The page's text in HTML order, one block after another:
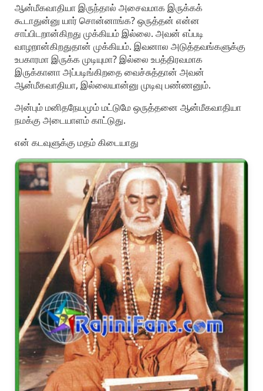
ஆன்மீகவாதியா இருந்தால் அசைவமாக இருக்கக்
கூடாதுன்னு யார் சொன்னாங்க? ஒருத்தன் என்ன
சாப்பிடறான்கிறது முக்கியம் இல்லை. அவன் எப்படி
வாழறான்கிறதுதான் முக்கியம். இவனால அடுத்தவங்களுக்கு
உபகாரமா இருக்க முடியுமா? இல்லை உபத்திரவமாக
இருக்கானா அப்படிங்கிறதை வைச்சுத்தான் அவன்
ஆன்மீகவாதியா, இல்லையான்னு முடிவு பண்ணனும்.
அன்பும் மனிதநேயமும் மட்டுமே ஒருத்தனை ஆன்மீகவாதியா
நமக்கு அடையாளம் காட்டுது.
என் கடவுளுக்கு மதம் கிடையாது